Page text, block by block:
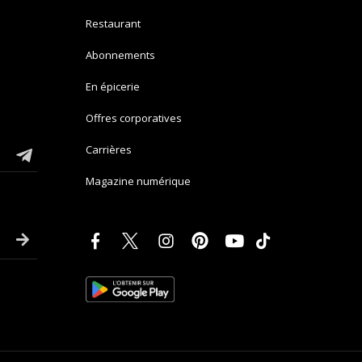
Restaurant
Abonnements
En épicerie
Offres corporatives
Carrières
Magazine numérique